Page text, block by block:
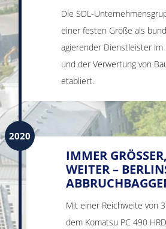
Die SDL-
einer festen Größe als
agierender Dienstleister im
und der Verwertung von
etabliert.
2020
IMMER GRÖSSER,
EITER – BERLINS
BBRUCHBAGGER
Mit einer Reichweite von
dem Komatsu PC 490